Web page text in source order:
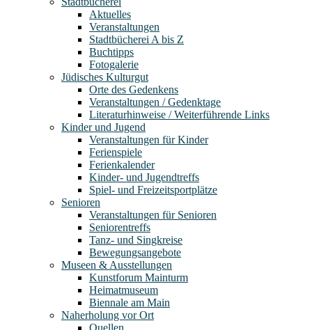
Aktuelles
Veranstaltungen
Stadtbücherei A bis Z
Buchtipps
Fotogalerie
Jüdisches Kulturgut
Orte des Gedenkens
Veranstaltungen / Gedenktage
Literaturhinweise / Weiterführende Links
Kinder und Jugend
Veranstaltungen für Kinder
Ferienspiele
Ferienkalender
Kinder- und Jugendtreffs
Spiel- und Freizeitsportplätze
Senioren
Veranstaltungen für Senioren
Seniorentreffs
Tanz- und Singkreise
Bewegungsangebote
Museen & Ausstellungen
Kunstforum Mainturm
Heimatmuseum
Biennale am Main
Naherholung vor Ort
Quellen